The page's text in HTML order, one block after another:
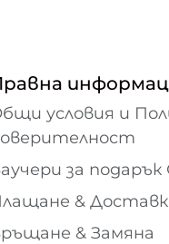
условия и
за подарък
&
& Замяна